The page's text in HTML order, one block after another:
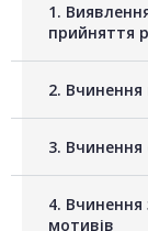
1.
прийняття
2.
3.
4. Вчинення
мотивів